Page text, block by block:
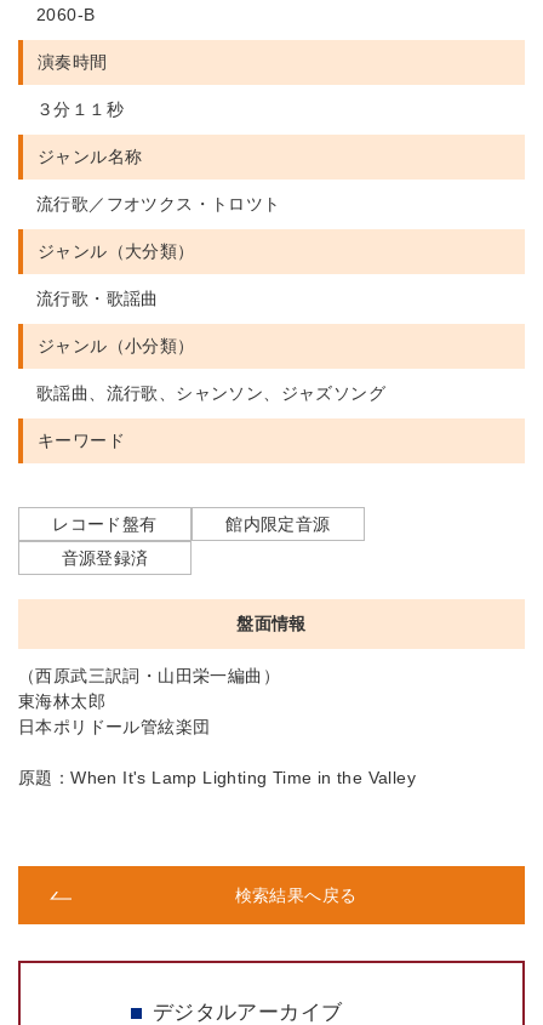
盤面情報
（西原武三訳詞・山田栄一編曲）
東海林太郎
日本ポリドール管絃楽団
原題：When It's Lamp Lighting Time in the Valley
2060-B
演奏時間
３分１１秒
ジャンル名称
流行歌／フオツクス・トロツト
ジャンル（大分類）
流行歌・歌謡曲
ジャンル（小分類）
歌謡曲、流行歌、シャンソン、ジャズソング
キーワード
レコード盤有
館内限定音源
音源登録済
検索結果へ戻る
デジタルアーカイブ